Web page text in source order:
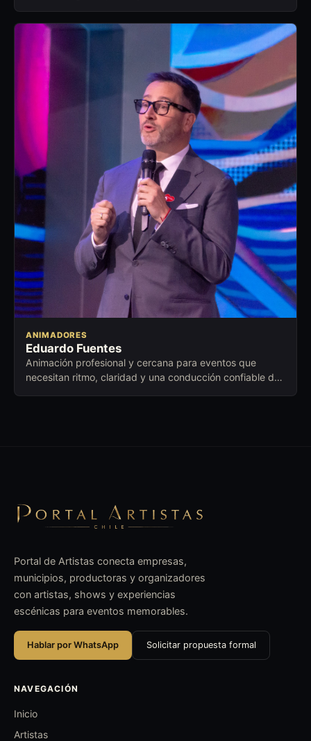
ANIMADORES
Eduardo Fuentes
Animación profesional y cercana para eventos que
necesitan ritmo, claridad y una conducción confiable de
Portal de Artistas conecta empresas,
municipios, productoras y organizadores
con artistas, shows y experiencias
escénicas para eventos memorables.
Hablar por WhatsApp Solicitar propuesta formal
NAVEGACIÓN
Inicio
Artistas